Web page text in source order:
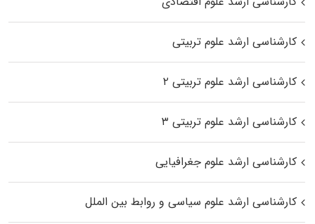
کارشناسی ارشد علوم تربیتی
کارشناسی ارشد علوم تربیتی ۲
کارشناسی ارشد علوم تربیتی ۳
کارشناسی ارشد علوم جغرافیایی
کارشناسی ارشد علوم سیاسی و روابط بین الملل